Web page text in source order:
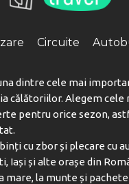
Circuite
dintre cele mai
călătoriilor. Alegem cele
pentru orice sezon,
cu zbor și plecare cu
Iași și alte orașe din
mare, la munte și